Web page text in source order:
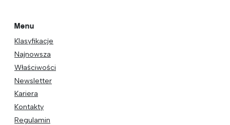
Menu
Klasyfikacje
Najnowsza
Właściwości
Newsletter
Kariera
Kontakty
Regulamin